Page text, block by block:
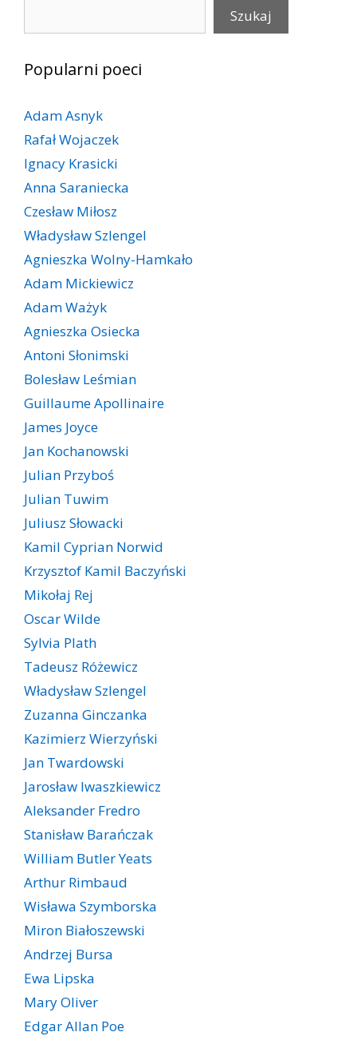
Szukaj
Popularni poeci
Adam Asnyk
Rafał Wojaczek
Ignacy Krasicki
Anna Saraniecka
Czesław Miłosz
Władysław Szlengel
Agnieszka Wolny-Hamkało
Adam Mickiewicz
Adam Ważyk
Agnieszka Osiecka
Antoni Słonimski
Bolesław Leśmian
Guillaume Apollinaire
James Joyce
Jan Kochanowski
Julian Przyboś
Julian Tuwim
Juliusz Słowacki
Kamil Cyprian Norwid
Krzysztof Kamil Baczyński
Mikołaj Rej
Oscar Wilde
Sylvia Plath
Tadeusz Różewicz
Władysław Szlengel
Zuzanna Ginczanka
Kazimierz Wierzyński
Jan Twardowski
Jarosław Iwaszkiewicz
Aleksander Fredro
Stanisław Barańczak
William Butler Yeats
Arthur Rimbaud
Wisława Szymborska
Miron Białoszewski
Andrzej Bursa
Ewa Lipska
Mary Oliver
Edgar Allan Poe